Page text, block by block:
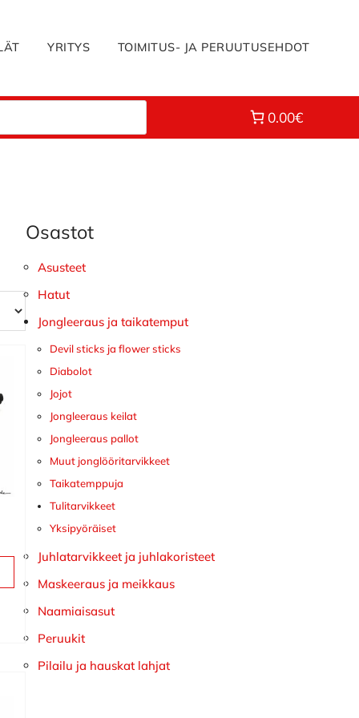
YRITYS TOIMITUS- JA PERUUTUSEHDOT
0.00€
Ensisijainen
sivupalkki
Osastot
Asusteet
Hatut
Jongleeraus ja taikatemput
Devil sticks ja flower sticks
Diabolot
Jojot
Jongleeraus keilat
Jongleeraus pallot
Muut jonglööritarvikkeet
Taikatemppuja
Tulitarvikkeet
Yksipyöräiset
Juhlatarvikkeet ja juhlakoristeet
Maskeeraus ja meikkaus
Naamiaisasut
Peruukit
Pilailu ja hauskat lahjat